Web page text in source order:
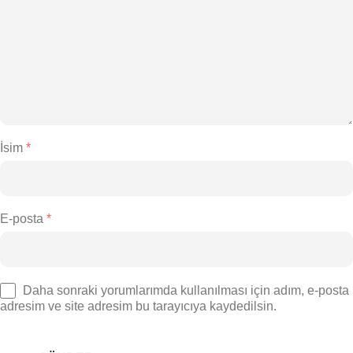
İsim *
E-posta *
Daha sonraki yorumlarımda kullanılması için adım, e-posta
adresim ve site adresim bu tarayıcıya kaydedilsin.